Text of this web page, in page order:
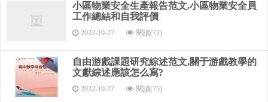
它既是學生學習、研究與實踐成果的全面總結，又是對學
生素質與綜合能力的一次全面檢驗。為培養我們的科學精神，
大同胞撰寫社會實踐報告提供tips如下，僅供參考： 一.實踐報
告撰寫的內容與要求 一份完整的實踐報告應由以下部分組成：
1.報告題目 報告題目應該用簡短、明確的文字寫成，通過標題
小區物業安全生產報告范文,小區物業安全員
工作總結和自我評價
2022-10-27 閱讀(72)
自由游戲課題研究綜述范文,關于游戲教學的
文獻綜述應該怎么寫?
2022-10-27 閱讀(75)